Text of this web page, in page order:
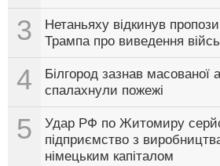
3
Нетаньяху відкинув
Трампа про виведення
4
Білгород зазнав масованої
спалахнули пожежі
5
Удар РФ по Житомиру
підприємство з
німецьким капіталом